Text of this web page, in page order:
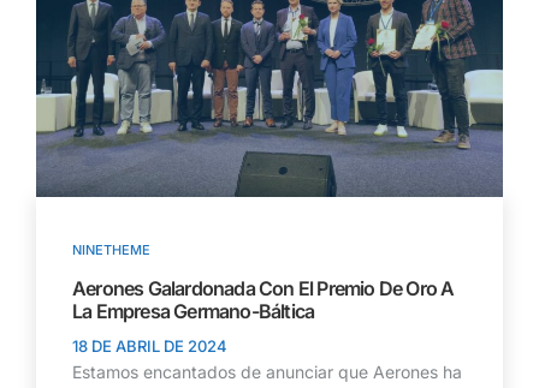
NINETHEME
Aerones Galardonada Con El Premio De Oro A
La Empresa Germano-Báltica
18 DE ABRIL DE 2024
Estamos encantados de anunciar que Aerones ha